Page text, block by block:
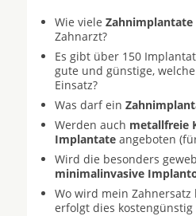
Wie viele Zahnimplantate
Zahnarzt?
Es gibt über 150
gute und günstige,
Einsatz?
Was darf ein
Werden auch metallfreie
Implantate angeboten
Wird die besonders
minimalinvasive
Wo wird mein
erfolgt dies